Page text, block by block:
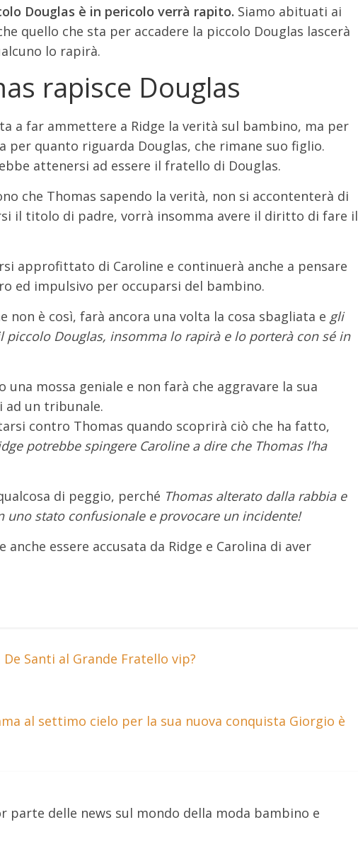
Douglas è in pericolo verrà rapito. Siamo abituati ai
quello che sta per accadere la piccolo Douglas lascerà
lo rapirà.
rapisce Douglas
a far ammettere a Ridge la verità sul bambino, ma per
per quanto riguarda Douglas, che rimane suo figlio.
attenersi ad essere il fratello di Douglas.
che Thomas sapendo la verità, non si accontenterà di
il titolo di padre, vorrà insomma avere il diritto di fare il
approfittato di Caroline e continuerà anche a pensare
ed impulsivo per occuparsi del bambino.
non è così, farà ancora una volta la cosa sbagliata e gli
Douglas, insomma lo rapirà e lo porterà con sé in
una mossa geniale e non farà che aggravare la sua
un tribunale.
contro Thomas quando scoprirà ciò che ha fatto,
potrebbe spingere Caroline a dire che Thomas l’ha
di peggio, perché Thomas alterato dalla rabbia e
uno stato confusionale e provocare un incidente!
essere accusata da Ridge e Carolina di aver
Santi al Grande Fratello vip?
al settimo cielo per la sua nuova conquista Giorgio è
parte delle news sul mondo della moda bambino e